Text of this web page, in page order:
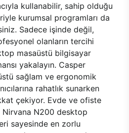
kullanabilir, sahip olduğu
kurumsal programları da
Sadece işinde değil,
olanların tercihi
masaüstü bilgisayar
yakalayın. Casper
sağlam ve ergonomik
rahatlık sunarken
çekiyor. Evde ve ofiste
N200 desktop
sayesinde en zorlu